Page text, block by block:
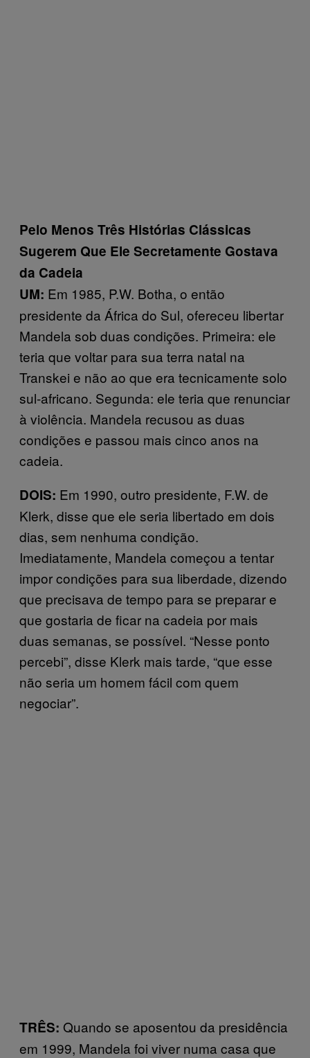
Pelo Menos Três Histórias Clássicas
Sugerem Que Ele Secretamente Gostava
da Cadeia
UM: Em 1985, P.W. Botha, o então
presidente da África do Sul, ofereceu libertar
Mandela sob duas condições. Primeira: ele
teria que voltar para sua terra natal na
Transkei e não ao que era tecnicamente solo
sul-africano. Segunda: ele teria que renunciar
à violência. Mandela recusou as duas
condições e passou mais cinco anos na
cadeia.
DOIS: Em 1990, outro presidente, F.W. de
Klerk, disse que ele seria libertado em dois
dias, sem nenhuma condição.
Imediatamente, Mandela começou a tentar
impor condições para sua liberdade, dizendo
que precisava de tempo para se preparar e
que gostaria de ficar na cadeia por mais
duas semanas, se possível. “Nesse ponto
percebi”, disse Klerk mais tarde, “que esse
não seria um homem fácil com quem
negociar”.
TRÊS: Quando se aposentou da presidência
em 1999, Mandela foi viver numa casa que